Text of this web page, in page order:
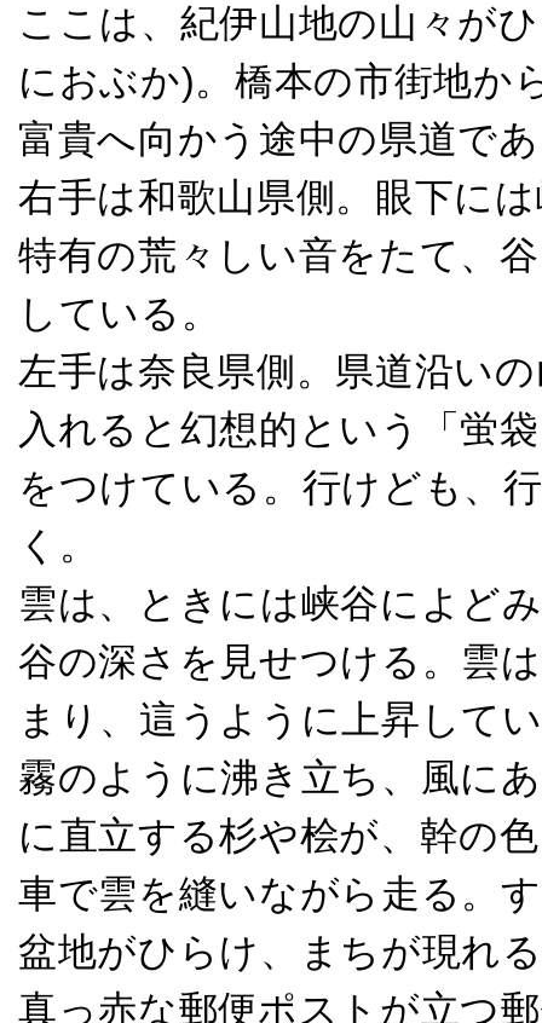
ここは、紀伊山地の山々が
におぶか)。橋本の市街地か
富貴へ向かう途中の県道で
右手は和歌山県側。眼下に
特有の荒々しい音をたて、
している。
左手は奈良県側。県道沿い
入れると幻想的という「蛍
をつけている。行けども、
く。
雲は、ときには峡谷によど
谷の深さを見せつける。雲
まり、這うように上昇して
霧のように沸き立ち、風に
に直立する杉や桧が、幹の
車で雲を縫いながら走る。
盆地がひらけ、まちが現れ
真っ赤な郵便ポストが立つ